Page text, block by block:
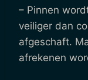
– Pinnen
veiliger dan
afgeschaft.
afrekenen